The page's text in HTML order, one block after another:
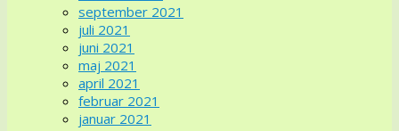
september 2021
juli 2021
juni 2021
maj 2021
april 2021
februar 2021
januar 2021